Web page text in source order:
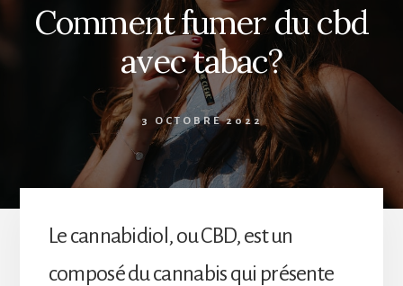
Comment fumer du cbd
avec tabac?
3 OCTOBRE 2022
Le cannabidiol, ou CBD, est un
composé du cannabis qui présente